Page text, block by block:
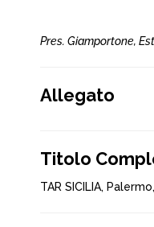
Pres. Giamportone,
Allegato
Titolo
TAR SICILIA,